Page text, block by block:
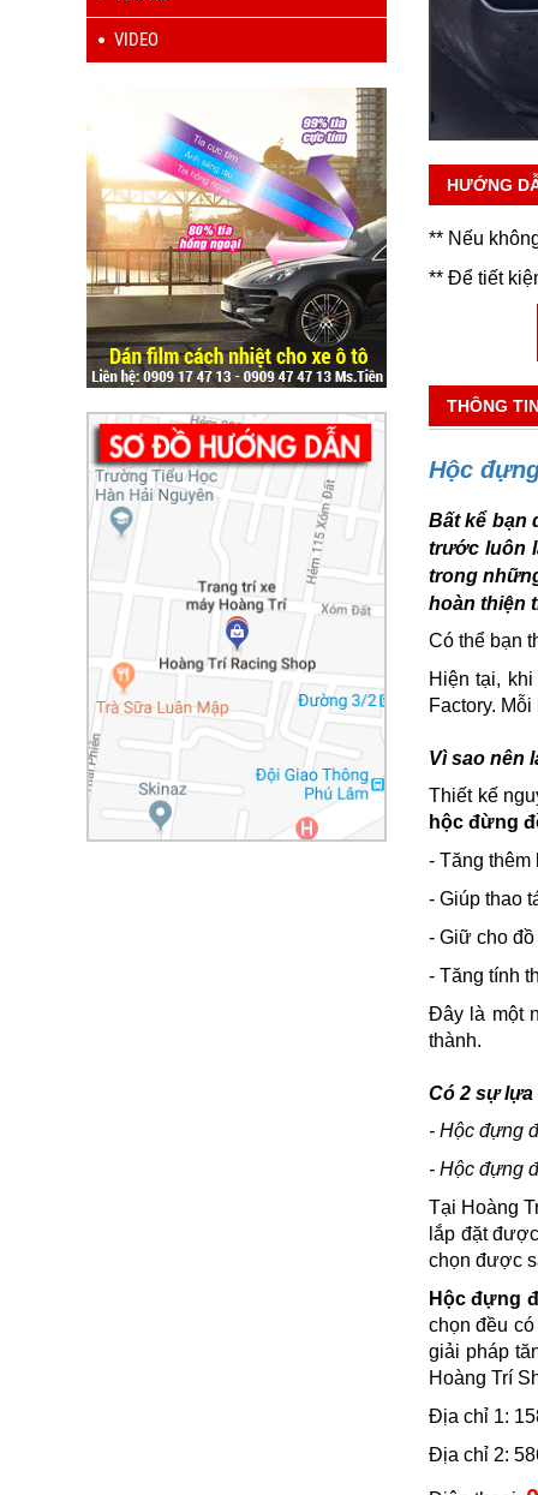
VIDEO
HƯỚNG
** Nếu
** Để tiết
THÔNG
Hộc
Bất kể bạn
trước luôn
trong
hoàn thiện
Có thể bạn
Hiện tại,
Factory.
Vì sao nên
Thiết kế
hộc đừng
- Tăng thêm
- Giúp thao
- Giữ cho
- Tăng tính
Đây là một
thành.
Có 2 sự
- Hộc đựng
- Hộc đựng
Tại Hoàng
lắp đặt
chọn được
Hộc đựng
chọn đều
giải pháp
Hoàng Trí
Địa chỉ 1:
Địa chỉ 2: